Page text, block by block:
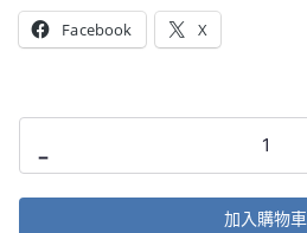
價
格
價
格
-
No
3
Hair
加入購物車
Facebook X